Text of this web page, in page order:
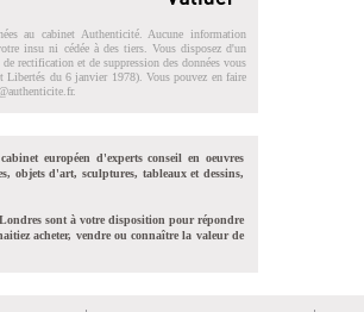
au cabinet Authenticité. Aucune information
insu ni cédée à des tiers. Vous disposez d'un
rectification et de suppression des données vous
Libertés du 6 janvier 1978). Vous pouvez en faire
.
européen d'experts conseil en oeuvres
objets d'art, sculptures, tableaux et dessins,
sont à votre disposition pour répondre
acheter, vendre ou connaître la valeur de